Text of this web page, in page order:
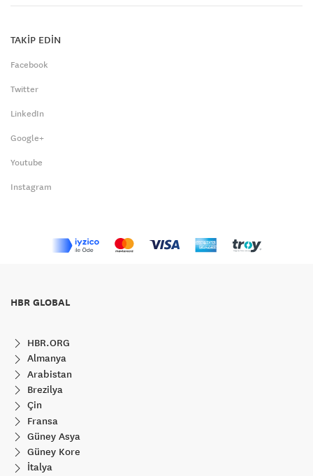
TAKİP EDİN
Facebook
Twitter
LinkedIn
Google+
Youtube
Instagram
HBR GLOBAL
HBR.ORG
Almanya
Arabistan
Brezilya
Çin
Fransa
Güney Asya
Güney Kore
İtalya